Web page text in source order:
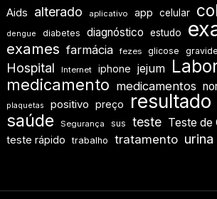
Aids alterado aplicativo app celular
dengue diabetes diagnóstico estudo
exames farmácia fezes glicose
Hospital
Internet iphone jejum
medicamento medicamentos
plaquetas positivo preço resultado
saúde Segurança sus teste Teste de
teste rápido trabalho tratamento urina